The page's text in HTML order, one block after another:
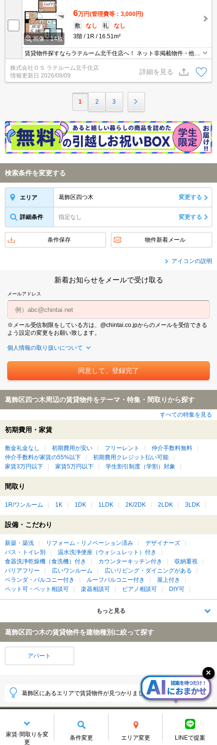
画像：14枚
6万円(管理費等：3,000円)
敷
なし 礼
なし
3階
1R 16.51m²
賃貸物件探すならラテルーム北千住店へ！ ネット非掲載物件・他社
様の物件もまとめてご案内いたします！！
株式会社ＯＳ ラテルーム北千住店
情報更新日 2026/08/09
詳細を見る
1 2 3
家賃·間取りを変
更
条件変更 エリア変更 LINEで提案
検索条件を変更する
エリア 葛飾区四つ木 変更する
詳細条件 指定なし 変更する
条件保存 物件新着メール
アイコンの説明
新着お知らせをメールで受け取る
メールアドレス
※メール受信制限をしている方は、@chintai.co.jpからのメールを受信できる
よう設定の変更をお願い致します。
個人情報の取り扱いについて
葛飾区四つ木周辺の賃貸物件をテーマ・特集・間取りから探す
すべての特集を見る
初期費用・家賃
敷金礼金なし 初期費用が安い フリーレント
仲介手数料無料
仲介手数料が家賃の55%以下
初期費用クレジット払い可能
家賃3万円以下
家賃5万円以下 学生割引制度（学割）対象
間取り
1R/ワンルーム 1K 1DK 1LDK 2K/2DK 2LDK 3LDK
設備・こだわり
新築・築浅 リフォーム・リノベーション済み
デザイナーズ
バス・トイレ別
温水洗浄便座（ウォシュレット）付き
食器洗浄乾燥機（食洗機）付き
カウンターキッチン付き
収納重視
バリアフリー
広いワンルーム
広いリビング・ダイニングがある
ベランダ・バルコニー付き
ルーフバルコニー付き
屋上付き
ペット可・ペット相談可
楽器相談可 ピアノ相談可 DIY可
もっと見る
葛飾区四つ木の賃貸物件を建物種別に絞って探す
アパート
葛飾区にあるエリアで賃貸物件が見つかりました！
柴又 (484件) 亀有 (442件)